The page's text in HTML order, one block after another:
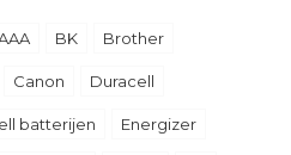
BK Brother
Canon Duracell
batterijen Energizer